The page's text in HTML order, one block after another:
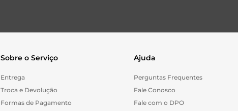
Sobre o Serviço
Entrega
Troca e Devolução
Formas de Pagamento
Ajuda
Perguntas Frequentes
Fale Conosco
Fale com o DPO